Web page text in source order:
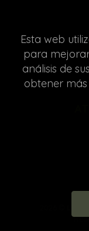
Esta web
para
análisis de
obtener